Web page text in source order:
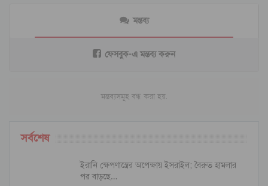
মন্তব্য
ফেসবুক-এ মন্তব্য করুন
মন্তব্যসমূহ বন্ধ করা হয়.
সর্বশেষ
ইরানি ক্ষেপণাস্ত্রের অপেক্ষায় ইসরাইল; বৈরুত হামলার
পর বাড়ছে…